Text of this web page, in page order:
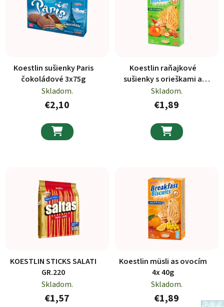
Koestlin sušienky Paris
čokoládové 3x75g
Skladom.
€2,10

Koestlin raňajkové
sušienky s orieškami a
medom 160g
Skladom.
€1,89

KOESTLIN STICKS SALATI
GR.220
Skladom.
€1,57
Koestlin müsli as ovocím
4x 40g
Skladom.
€1,89